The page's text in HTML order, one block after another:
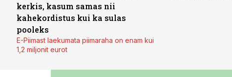
kerkis, kasum samas nii
kahekordistus kui ka sulas
pooleks
E-Piimast laekumata piimaraha on enam kui
1,2 miljonit eurot